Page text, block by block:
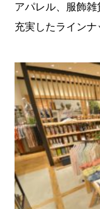
アパレル、服飾
充実したラインナ